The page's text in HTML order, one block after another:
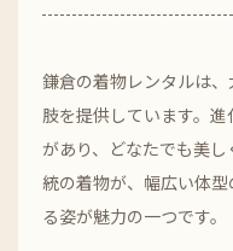
鎌倉の着物レンタルは
肢を提供しています。
があり、どなたでも美
統の着物が、幅広い体
る姿が魅力の一つです。